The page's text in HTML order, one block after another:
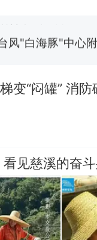
风"白海豚"中心
变“闷罐” 消
见慈溪的奋斗